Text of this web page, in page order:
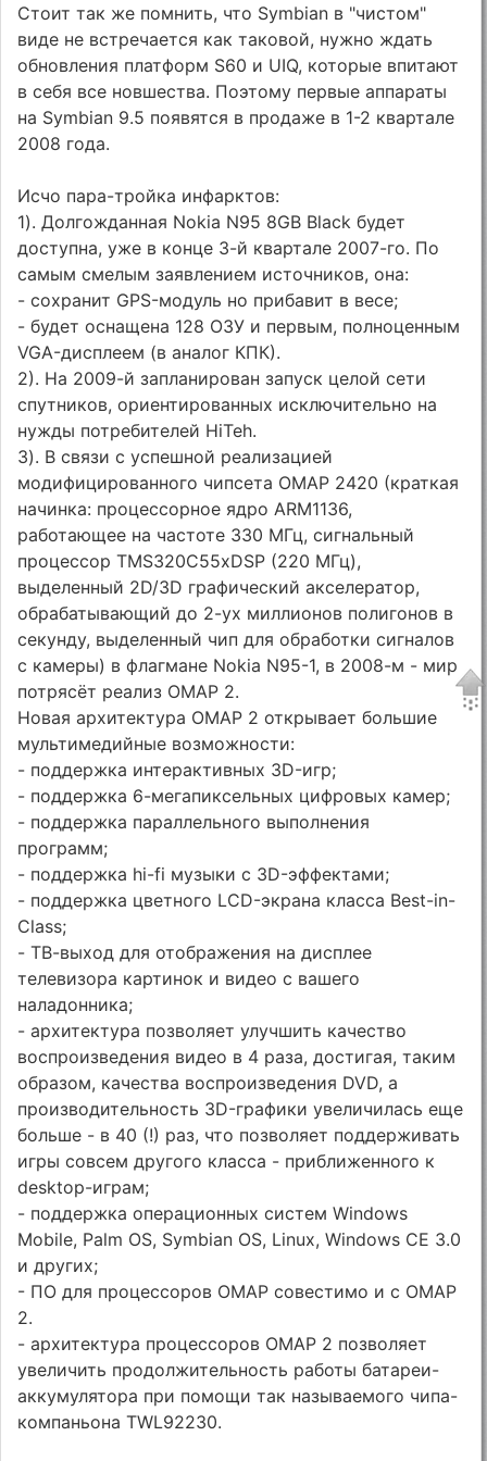
Стоит так же помнить, что Symbian в "чистом"
виде не встречается как таковой, нужно ждать
обновления платформ S60 и UIQ, которые впитают
в себя все новшества. Поэтому первые аппараты
на Symbian 9.5 появятся в продаже в 1-2 квартале
2008 года.
Исчо пара-тройка инфарктов:
1). Долгожданная Nokia N95 8GB Black будет
доступна, уже в конце 3-й квартале 2007-го. По
самым смелым заявлением источников, она:
- сохранит GPS-модуль но прибавит в весе;
- будет оснащена 128 ОЗУ и первым, полноценным
VGA-дисплеем (в аналог КПК).
2). На 2009-й запланирован запуск целой сети
спутников, ориентированных исключительно на
нужды потребителей HiTeh.
3). В связи с успешной реализацией
модифицированного чипсета OMAP 2420 (краткая
начинка: процессорное ядро ARM1136,
работающее на частоте 330 МГц, сигнальный
процессор TMS320C55xDSP (220 МГц),
выделенный 2D/3D графический акселератор,
обрабатывающий до 2-ух миллионов полигонов в
секунду, выделенный чип для обработки сигналов
с камеры) в флагмане Nokia N95-1, в 2008-м - мир
потрясёт реализ OMAP 2.
Новая архитектура OMAP 2 открывает большие
мультимедийные возможности:
- поддержка интерактивных 3D-игр;
- поддержка 6-мегапиксельных цифровых камер;
- поддержка параллельного выполнения
программ;
- поддержка hi-fi музыки с 3D-эффектами;
- поддержка цветного LCD-экрана класса Best-in-
Class;
- ТВ-выход для отображения на дисплее
телевизора картинок и видео с вашего
наладонника;
- архитектура позволяет улучшить качество
воспроизведения видео в 4 раза, достигая, таким
образом, качества воспроизведения DVD, а
производительность 3D-графики увеличилась еще
больше - в 40 (!) раз, что позволяет поддерживать
игры совсем другого класса - приближенного к
desktop-играм;
- поддержка операционных систем Windows
Mobile, Palm OS, Symbian OS, Linux, Windows CE 3.0
и других;
- ПО для процессоров OMAP совестимо и с OMAP
2.
- архитектура процессоров OMAP 2 позволяет
увеличить продолжительность работы батареи-
аккумулятора при помощи так называемого чипа-
компаньона TWL92230.